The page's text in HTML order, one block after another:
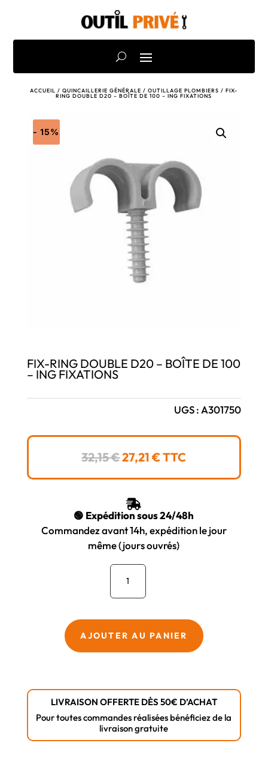
ACCUEIL /QUINCAILLERIE GÉNÉRALE /OUTILLAGE PLOMBIERS / FIX-
RING DOUBLE D20 – BOÎTE DE 100 – ING FIXATIONS
- 15%
FIX-RING DOUBLE D20 – BOÎTE DE 100
– ING FIXATIONS
UGS : A301750
32,15€LE
ÉTAIT :
32,15 €.
27,21€LE
27,21 €.
TTC

🟢 Expédition sous 24/48h
Commandez avant 14h, expédition le jour
même (jours ouvrés)
FIX-
Double
de
100
-
AJOUTER AU PANIER
LIVRAISON OFFERTE DÈS 50€ D’ACHAT
Pour toutes commandes réalisées bénéficiez de la
livraison gratuite